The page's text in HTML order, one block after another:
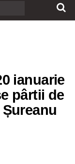
ianuarie
pârtii de